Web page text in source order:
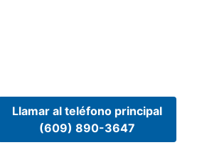
Llamar al teléfono principal
(609) 890-3647